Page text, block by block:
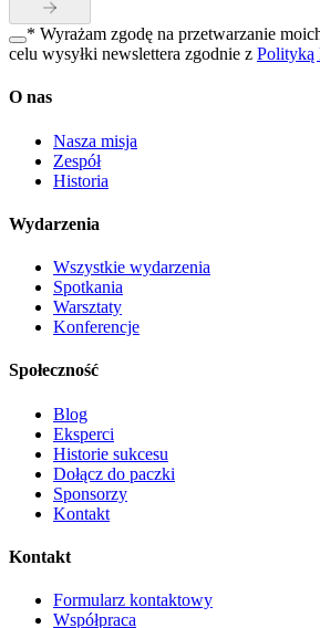
* Wyrażam zgodę na przetwarzanie
celu wysyłki newslettera zgodnie z Polityką
O nas
Nasza misja
Zespół
Historia
Wydarzenia
Wszystkie wydarzenia
Spotkania
Warsztaty
Konferencje
Społeczność
Blog
Eksperci
Historie sukcesu
Dołącz do paczki
Sponsorzy
Kontakt
Kontakt
Formularz kontaktowy
Współpraca